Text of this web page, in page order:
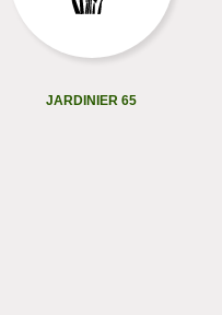
JARDINIER 65